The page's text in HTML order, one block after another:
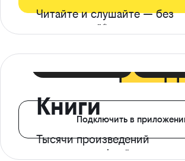
Читайте и слушайте — без
ограничений*
Книги
Тысячи произведений
с доступом офлайн
Подключить в